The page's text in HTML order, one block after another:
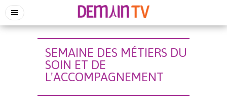
SEMAINE DES MÉTIERS DU
SOIN ET DE
L'ACCOMPAGNEMENT